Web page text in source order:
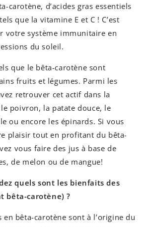
carotène, d’acides gras essentiels
que la vitamine E et C ! C’est
votre système immunitaire en
du soleil.
que le bêta-carotène sont
fruits et légumes. Parmi les
retrouver cet actif dans la
poivron, la patate douce, le
ou encore les épinards. Si vous
plaisir tout en profitant du bêta-
vous faire des jus à base de
de melon ou de mangue!
quels sont les bienfaits des
bêta-carotène) ?
en bêta-carotène sont à l’origine du